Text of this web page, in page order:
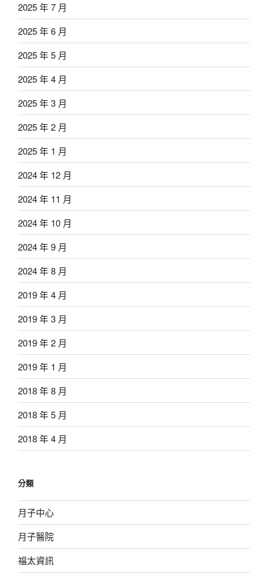
2025 年 7 月
2025 年 6 月
2025 年 5 月
2025 年 4 月
2025 年 3 月
2025 年 2 月
2025 年 1 月
2024 年 12 月
2024 年 11 月
2024 年 10 月
2024 年 9 月
2024 年 8 月
2019 年 4 月
2019 年 3 月
2019 年 2 月
2019 年 1 月
2018 年 8 月
2018 年 5 月
2018 年 4 月
分類
月子中心
月子醫院
福太資訊